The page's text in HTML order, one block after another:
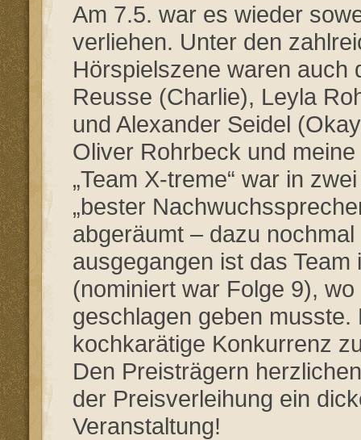
Am 7.5. war es wieder
verliehen. Unter den
Hörspielszene waren auch
Reusse (Charlie), Leyla
und Alexander Seidel
Oliver Rohrbeck und
„Team X-treme“ war in
„bester
abgeräumt – dazu
ausgegangen ist das Team
(nominiert war Folge 9),
geschlagen geben
kochkarätige Konkurrenz
Den Preisträgern
der Preisverleihung ein
Veranstaltung!